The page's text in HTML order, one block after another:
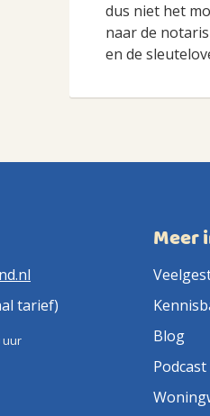
dus niet het
naar de
en de
tarief)
uur
Meer
Blog
Podcast